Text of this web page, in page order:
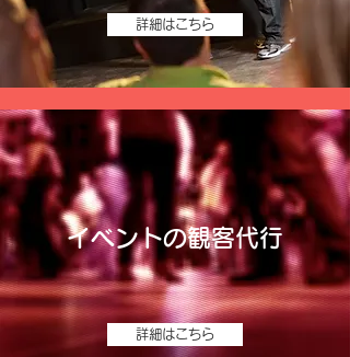
詳細はこちら
イベントの観客代行
詳細はこちら